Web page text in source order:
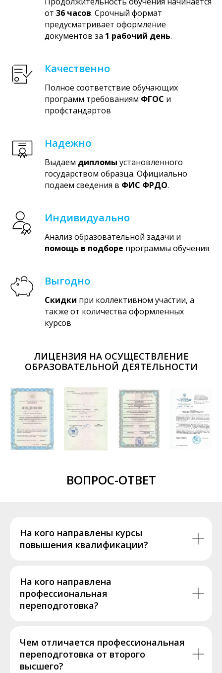
от 36 часов. Срочный формат
предусматривает оформление
документов за 1 рабочий день.
Качественно
Полное соответствие обучающих
программ требованиям ФГОС и
профстандартов
Надежно
Выдаем дипломы установленного
государством образца. Официально
подаем сведения в ФИС ФРДО.
Индивидуально
Анализ образовательной задачи и
помощь в подборе программы обучения
Выгодно
Скидки при коллективном участии, а
также от количества оформленных
курсов
ЛИЦЕНЗИЯ НА ОСУЩЕСТВЛЕНИЕ
ОБРАЗОВАТЕЛЬНОЙ ДЕЯТЕЛЬНОСТИ
ВОПРОС-ОТВЕТ
На кого направлены курсы
повышения квалификации?
На кого направлена
профессиональная
переподготовка?
Чем отличается профессиональная
переподготовка от второго
высшего?